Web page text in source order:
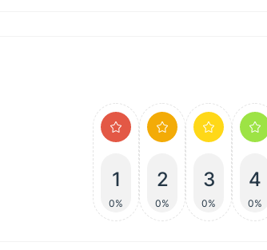
1
0%
2
0%
3
0%
4
0%